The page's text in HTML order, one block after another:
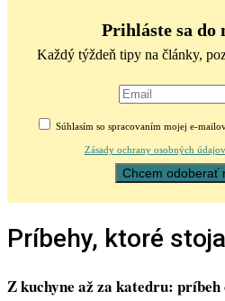
Prihláste sa do
Každý týždeň tipy na články,
Súhlasím so spracovaním mojej e-
Zásady ochrany osobných
Príbehy, ktoré
Z kuchyne až za katedru: